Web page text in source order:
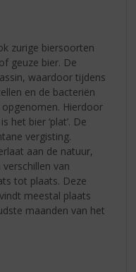
zurige biersoorten
geuze bier. De
waardoor tijdens
en de bacteriën
Hierdoor
het bier ‘plat’. De
vergisting.
aan de natuur,
van
tot plaats. Deze
meestal plaats
maanden van het